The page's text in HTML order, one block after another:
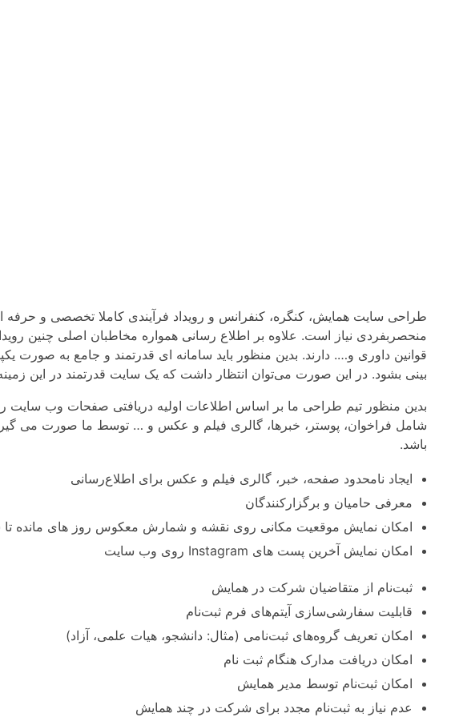
طراحی سایت همایش، کنگره، کنفرانس و رویداد فرآیندی کاملا تخصصی و حرفه
منحصربفردی نیاز است. علاوه بر اطلاع رسانی همواره مخاطبان اصلی چنین
قوانین داوری و…. دارند. بدین منظور باید سامانه ای قدرتمند و جامع به صورت
بینی بشود. در این صورت می‌توان انتظار داشت که یک سایت قدرتمند در این
بدین منظور تیم طراحی ما بر اساس اطلاعات اولیه دریافتی صفحات وب سایت
شامل فراخوان، پوستر، خبرها، گالری فیلم و عکس و … توسط ما صورت می
باشد.
ايجاد نامحدود صفحه، خبر، گالری فيلم و عکس برای اطلاع‌رسانی
معرفی حاميان و برگزارکنندگان
امکان نمایش موقعیت مکانی روی نقشه و شمارش معکوس روز های مانده تا
امکان نمایش آخرین پست های Instagram روی وب سایت
ثبت‌نام از متقاضیان شرکت در همایش
قابلیت سفارشی‌سازی آیتم‌های فرم ثبت‌نام
امکان تعریف گروه‌های ثبت‌نامی (مثال: دانشجو، هیات علمی، آزاد)
امکان دریافت مدارک هنگام ثبت نام
امکان ثبت‌نام توسط مدیر همایش
عدم نیاز به ثبت‌نام مجدد برای شرکت در چند همایش